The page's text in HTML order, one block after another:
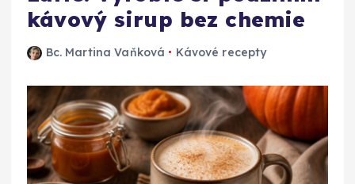
kávový sirup bez chemie
Bc. Martina Vaňková Kávové recepty